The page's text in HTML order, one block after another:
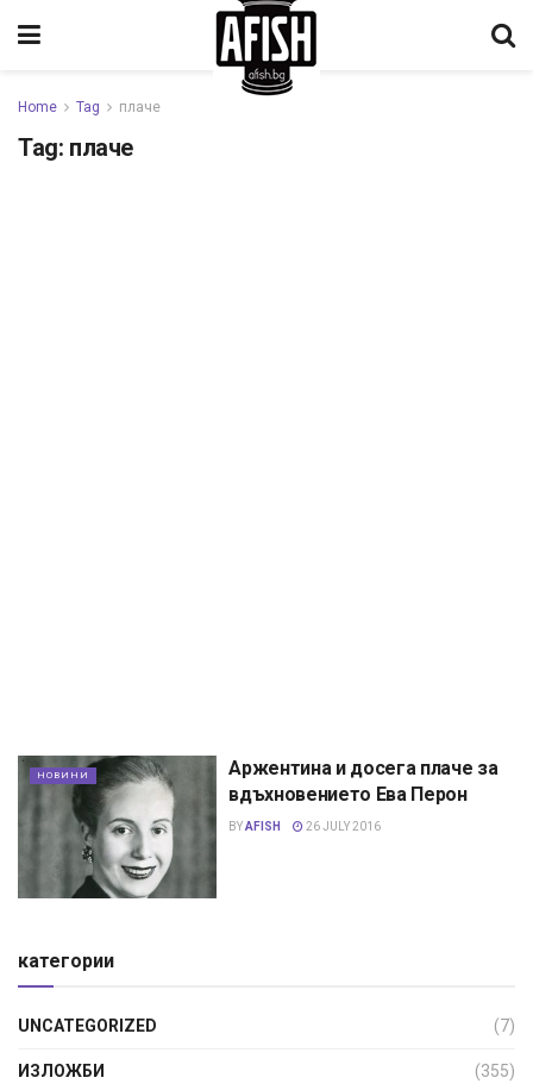
Home Tag плаче
Tag: плаче
НОВИНИ
Аржентина и досега плаче за
вдъхновението Ева Перон
BYAFISH 26 JULY 2016
категории
UNCATEGORIZED (7)
ИЗЛОЖБИ (355)